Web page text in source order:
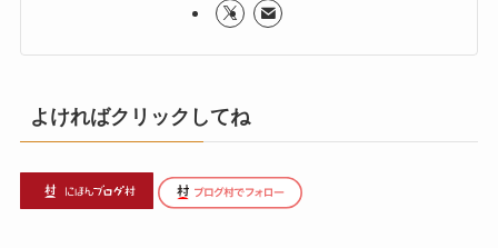
よければクリックしてね